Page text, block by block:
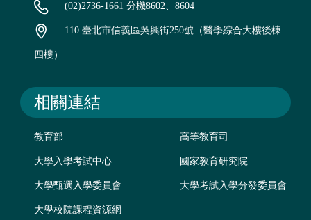
(02)2736-1661 分機8602、8604
110 臺北市信義區吳興街250號（醫學綜合大樓後棟
四樓）
相關連結
教育部 高等教育司
大學入學考試中心 國家教育研究院
大學甄選入學委員會 大學考試入學分發委員會
大學校院課程資源網